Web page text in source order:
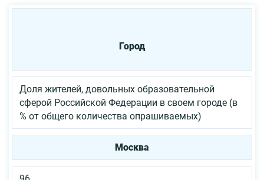
Город
Доля жителей, довольных образовательной
сферой Российской Федерации в своем городе (в
% от общего количества опрашиваемых)
Москва